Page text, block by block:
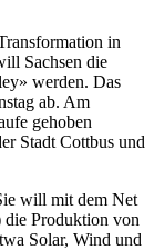
in
Sachsen die
werden. Das
ab. Am
gehoben
Stadt Cottbus und
will mit dem Net
Produktion von
Solar, Wind und